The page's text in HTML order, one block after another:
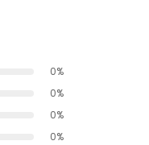
0%
0%
0%
0%